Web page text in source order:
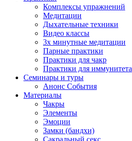
Комплексы упражнений
Медитации
Дыхательные техники
Видео классы
3х минутные медитации
Парные практики
Практики для чакр
Практики для иммунитета
Семинары и туры
Анонс События
Материалы
Чакры
Элементы
Эмоции
Замки (бандхи)